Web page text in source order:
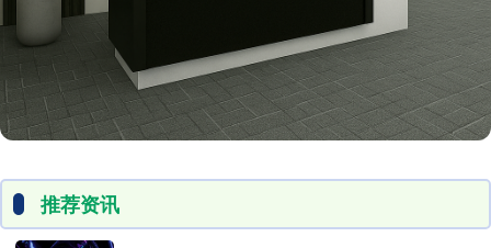
推荐资讯